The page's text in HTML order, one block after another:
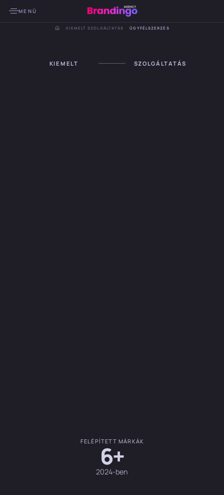
MENÜ
KIEMELT SZOLGÁLTATÁS ÜGYFÉLSZERZÉS
KIEMELT SZOLGÁLTATÁS
FELÉPÍTETT MÁRKÁK
6+
2024-ben